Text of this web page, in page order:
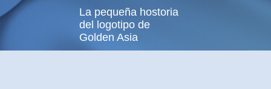
La pequeña hostoria
del logotipo de
Golden Asia